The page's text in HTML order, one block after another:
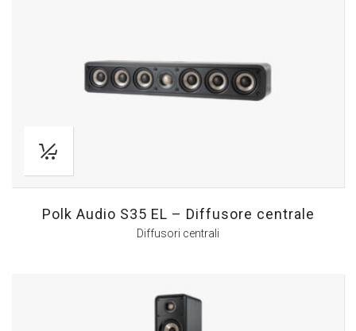
Polk Audio S35 EL – Diffusore centrale
Diffusori centrali